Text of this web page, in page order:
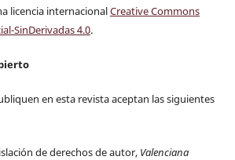
licencia internacionalCreative Commons
SinDerivadas 4.0.
en esta revista aceptan las siguientes
de derechos de autor, Valenciana